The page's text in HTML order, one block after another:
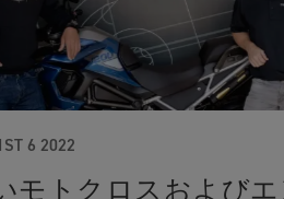
6 2022
モトクロスおよびエ